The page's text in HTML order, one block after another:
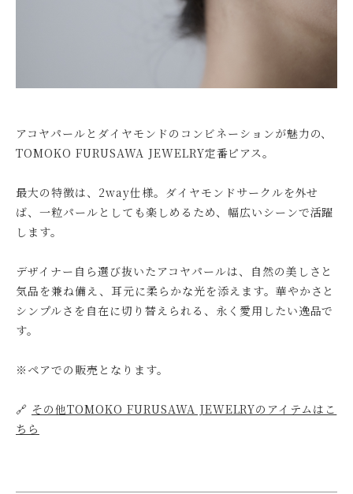
アコヤパールとダイヤモンドのコンビネーションが魅力の、
TOMOKO FURUSAWA JEWELRY定番ピアス。
最大の特徴は、2way仕様。ダイヤモンドサークルを外せ
ば、一粒パールとしても楽しめるため、幅広いシーンで活躍
します。
デザイナー自ら選び抜いたアコヤパールは、自然の美しさと
気品を兼ね備え、耳元に柔らかな光を添えます。華やかさと
シンプルさを自在に切り替えられる、永く愛用したい逸品で
す。
※ペアでの販売となります。
🔗 その他TOMOKO FURUSAWA JEWELRYのアイテムはこ
ちら